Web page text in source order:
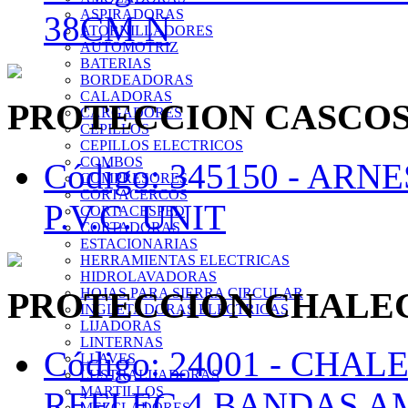
ASPIRADORAS
ATORNILLADORES
AUTOMOTRIZ
BATERIAS
BORDEADORAS
CALADORAS
CARGADORES
CEPILLOS
CEPILLOS ELECTRICOS
COMBOS
COMPRESORES
CORTACERCOS
CORTACESPED
CORTADORAS
ESTACIONARIAS
HERRAMIENTAS ELECTRICAS
HIDROLAVADORAS
HOJAS PARA SIERRA CIRCULAR
INGLETADORAS ELECTRICAS
LIJADORAS
LINTERNAS
LLAVES
LUSTRALIJADORAS
MARTILLOS
38CM N
PROTECCION
Código: 345150 -
P.V.C. UNIT
PROTECCION
Código: 24001 -